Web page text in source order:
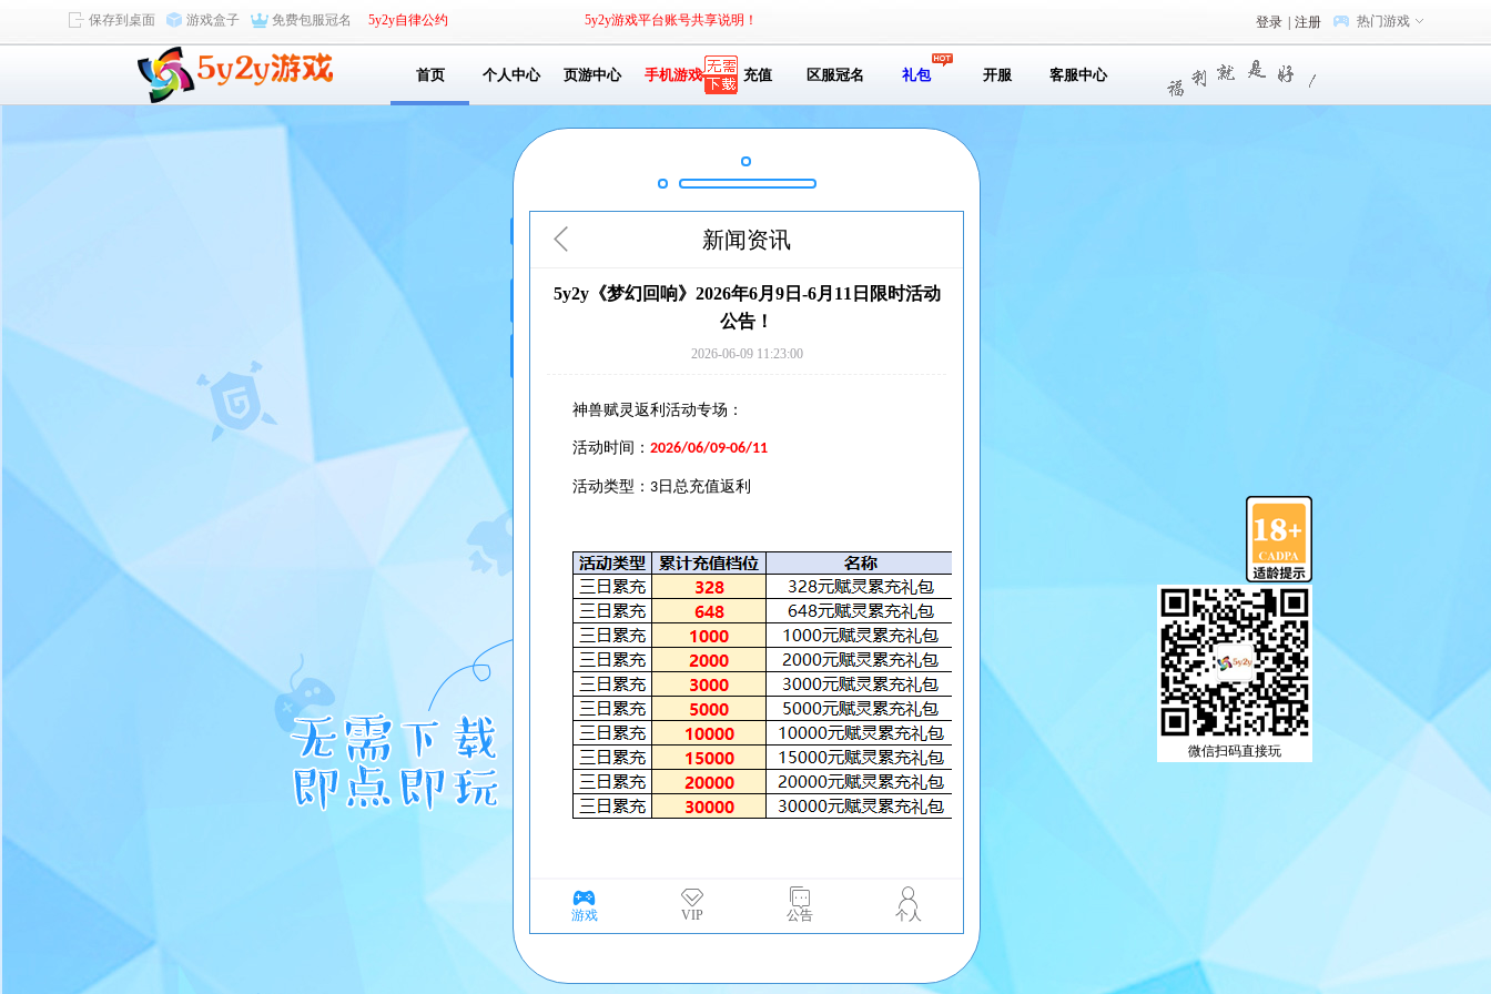
保存到桌面 游戏盒子 免费包服冠名 5y2y自律公约 5y2y游戏平台账号共享说明！ 热门游戏
登录 注册
首页 个人中心 页游中心 手机游戏 充值 区服冠名 礼包 开服 客服中心
微信扫码直接玩
新闻资讯
5y2y《梦幻回响》2026年6月9日-6月11日限时活动
公告！
2026-06-09 11:23:00
游戏 VIP 公告 个人